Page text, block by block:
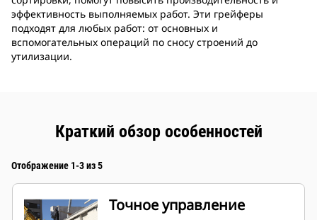
эффективность выполняемых работ. Эти грейферы
подходят для любых работ: от основных и
вспомогательных операций по сносу строений до
утилизации.
Краткий обзор особенностей
Отображение 1-3 из 5
Точное управление